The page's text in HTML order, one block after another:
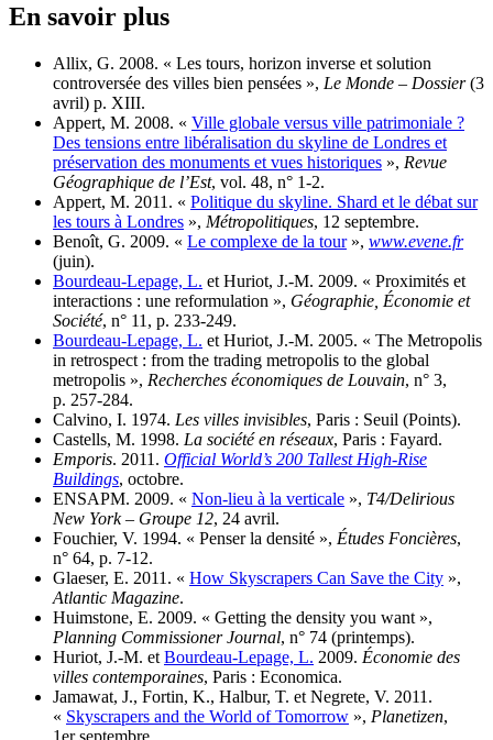
En savoir plus
Allix, G. 2008. « Les tours, horizon inverse et solution
controversée des villes bien pensées », Le Monde – Dossier(3
avril) p. XIII.
Appert, M. 2008. « Ville globale versus ville patrimoniale ?
Des tensions entre libéralisation du skyline de Londres et
préservation des monuments et vues historiques », Revue
Géographique de l’Est, vol. 48, n° 1-2.
Appert, M. 2011. « Politique du skyline. Shard et le débat sur
les tours à Londres », Métropolitiques, 12 septembre.
Benoît, G. 2009. « Le complexe de la tour», www.evene.fr
(juin).
Bourdeau-Lepage, L. et Huriot, J.-M. 2009. « Proximités et
interactions : une reformulation », Géographie, Économie et
Société, n° 11, p. 233-249.
Bourdeau-Lepage, L. et Huriot, J.-M. 2005. « The Metropolis
in retrospect : from the trading metropolis to the global
metropolis », Recherches économiques de Louvain, n° 3,
p. 257-284.
Calvino, I. 1974. Les villes invisibles, Paris : Seuil (Points).
Castells, M. 1998. La société en réseaux, Paris : Fayard.
Emporis. 2011. Official World’s 200 Tallest High-Rise
Buildings, octobre.
ENSAPM. 2009. « Non-lieu à la verticale », T4/Delirious
New York – Groupe 12, 24 avril.
Fouchier, V. 1994. « Penser la densité », Études Foncières,
n° 64, p. 7-12.
Glaeser, E. 2011. « How Skyscrapers Can Save the City »,
Atlantic Magazine.
Huimstone, E. 2009. « Getting the density you want »,
Planning Commissioner Journal, n° 74 (printemps).
Huriot, J.-M. et Bourdeau-Lepage, L. 2009. Économie des
villes contemporaines, Paris : Economica.
Jamawat, J., Fortin, K., Halbur, T. et Negrete, V. 2011.
« Skyscrapers and the World of Tomorrow », Planetizen,
1er septembre.